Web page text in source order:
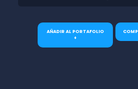
AÑADIR AL PORTAFOLIO
+